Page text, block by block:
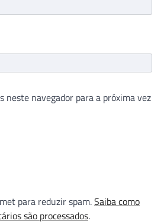
neste navegador para a próxima vez
para reduzir spam.Saiba como
são processados.